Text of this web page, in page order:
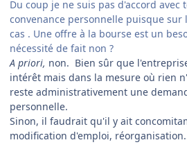
Du coup je ne suis pas d'accord
convenance personnelle puisque sur
cas . Une offre à la bourse est un
nécessité de fait non ?
A priori, non. Bien sûr que
intérêt mais dans la mesure où rien
reste administrativement une
personnelle.
Sinon, il faudrait qu'il y ait
modification d'emploi,